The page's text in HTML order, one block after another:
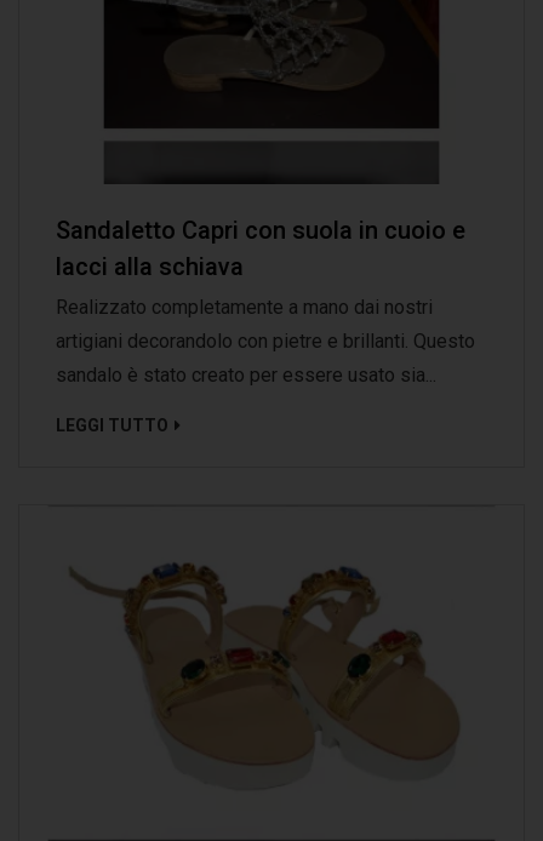
Sandaletto Capri con suola in cuoio e
lacci alla schiava
Realizzato completamente a mano dai nostri
artigiani decorandolo con pietre e brillanti. Questo
sandalo è stato creato per essere usato sia...
LEGGI TUTTO